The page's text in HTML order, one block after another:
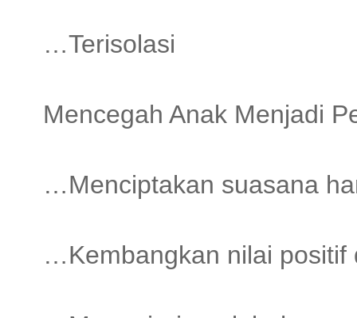
…Terisolasi
Mencegah Anak Menjadi
…Menciptakan suasana
…Kembangkan nilai positif